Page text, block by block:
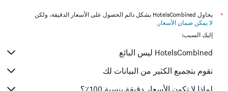
*
يحاول HotelsCombined بشكل دائم الحصول على الأسعار الدقيقة، ولكن
لا يمكن ضمان الأسعار .
إليك السبب:
HotelsCombined ليس البائع
نقوم بتجميع الكثير من البيانات لك
لماذا لا تكون الأسعار دقيقة بنسبة 100٪؟